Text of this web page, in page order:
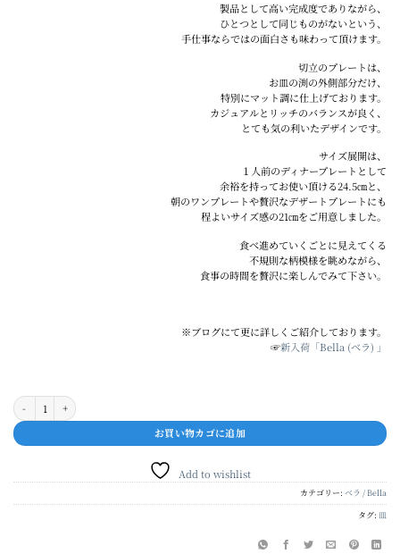
製品として高い完成度でありながら、
ひとつとして同じものがないという、
手仕事ならではの面白さも味わって頂けます。
切立のプレートは、
お皿の渕の外側部分だけ、
特別にマット調に仕上げております。
カジュアルとリッチのバランスが良く、
とても気の利いたデザインです。
サイズ展開は、
１人前のディナープレートとして
余裕を持ってお使い頂ける24.5㎝と、
朝のワンプレートや贅沢なデザートプレートにも
程よいサイズ感の21㎝をご用意しました。
食べ進めていくごとに見えてくる
不規則な柄模様を眺めながら、
食事の時間を贅沢に楽しんでみて下さい。
※ブログにて更に詳しくご紹介しております。
☞新入荷「Bella (ベラ) 」
ベラ 21cm切立プレート個
お買い物カゴに追加
Add to wishlist
カテゴリー: ベラ / Bella
タグ: 皿